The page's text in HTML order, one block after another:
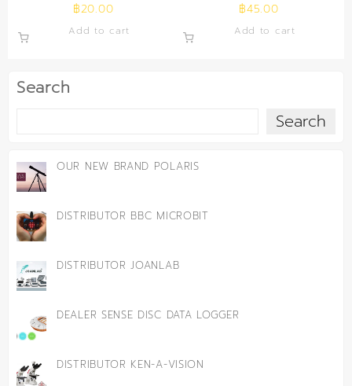
Search
Search
OUR NEW BRAND POLARIS
DISTRIBUTOR BBC MICROBIT
DISTRIBUTOR JOANLAB
DEALER SENSE DISC DATA LOGGER
DISTRIBUTOR KEN-A-VISION
฿20.00
Add to cart
฿45.00
Add to cart